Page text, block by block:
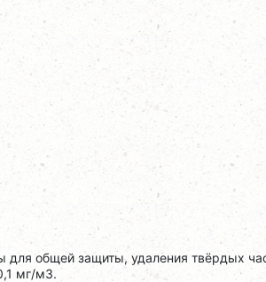
для общей защиты, удаления твёрдых
мг/м3.